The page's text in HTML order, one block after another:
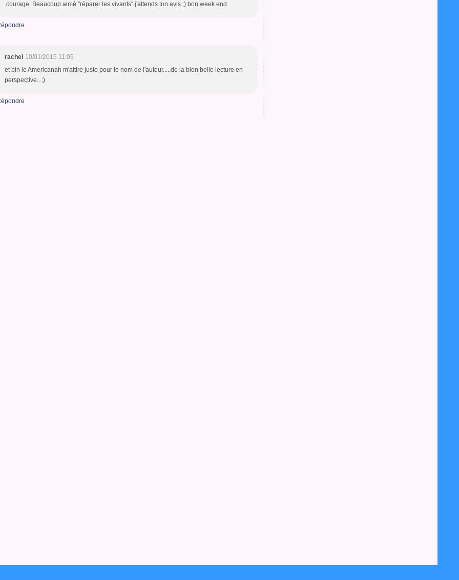
.courage. Beaucoup aimé "réparer les vivants" j'attends ton avis ;) bon week end
rachel 10/01/2015 11:05
et bin le Americanah m'attire juste pour le nom de l'auteur.....de la bien belle lecture en
perspective...;)